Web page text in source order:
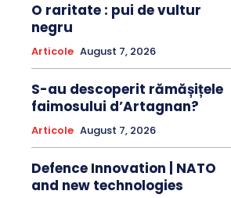
O raritate : pui de vultur
negru
Articole August 7, 2026
S-au descoperit rămășițele
faimosului d’Artagnan?
Articole August 7, 2026
Defence Innovation | NATO
and new technologies